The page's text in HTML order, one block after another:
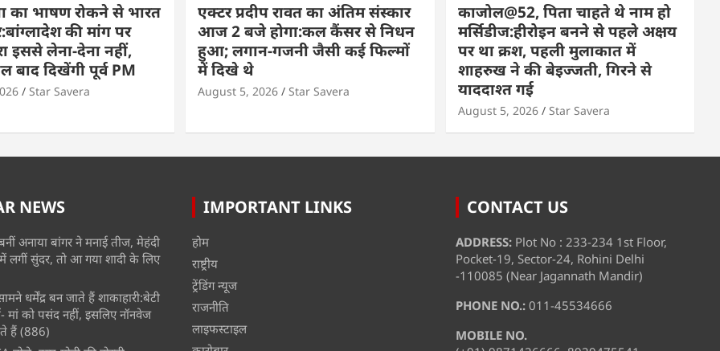
का भाषण रोकने से भारत
की मांग पर
इससे लेना-देना नहीं,
दिखेंगी पूर्व PM
Star Savera
एक्टर प्रदीप रावत का अंतिम संस्कार
आज 2 बजे होगा:कल कैंसर से निधन
हुआ; लगान-गजनी जैसी कई फिल्मों
में दिखे थे
August 5, 2026 Star Savera
काजोल@52, पिता चाहते थे नाम हो
मर्सिडीज:हीरोइन बनने से पहले अक्षय
पर था क्रश, पहली मुलाकात में
शाहरुख ने की बेइज्जती, गिरने से
याददाश्त गई
August 5, 2026 Star Savera
NEWS
अनाया बांगर ने मनाई तीज, मेहंदी
लगीं सुंदर, तो आ गया शादी के लिए
धर्मेंद्र बन जाते हैं शाकाहारी:बेटी
मां को पसंद नहीं, इसलिए नॉनवेज
हैं (886)
IMPORTANT LINKS
होम
राष्ट्रीय
ट्रेंडिंग न्यूज
राजनीति
लाइफस्टाइल
CONTACT US
ADDRESS: Plot No : 233-234 1st Floor,
Pocket-19, Sector-24, Rohini Delhi
-110085 (Near Jagannath Mandir)
PHONE NO.: 011-45534666
MOBILE NO.